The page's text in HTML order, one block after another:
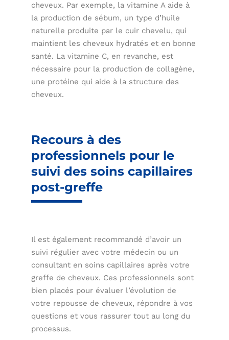
cheveux. Par exemple, la vitamine A aide à
la production de sébum, un type d’huile
naturelle produite par le cuir chevelu, qui
maintient les cheveux hydratés et en bonne
santé. La vitamine C, en revanche, est
nécessaire pour la production de collagène,
une protéine qui aide à la structure des
cheveux.
Recours à des
professionnels pour le
suivi des soins capillaires
post-greffe
Il est également recommandé d’avoir un
suivi régulier avec votre médecin ou un
consultant en soins capillaires après votre
greffe de cheveux. Ces professionnels sont
bien placés pour évaluer l’évolution de
votre repousse de cheveux, répondre à vos
questions et vous rassurer tout au long du
processus.